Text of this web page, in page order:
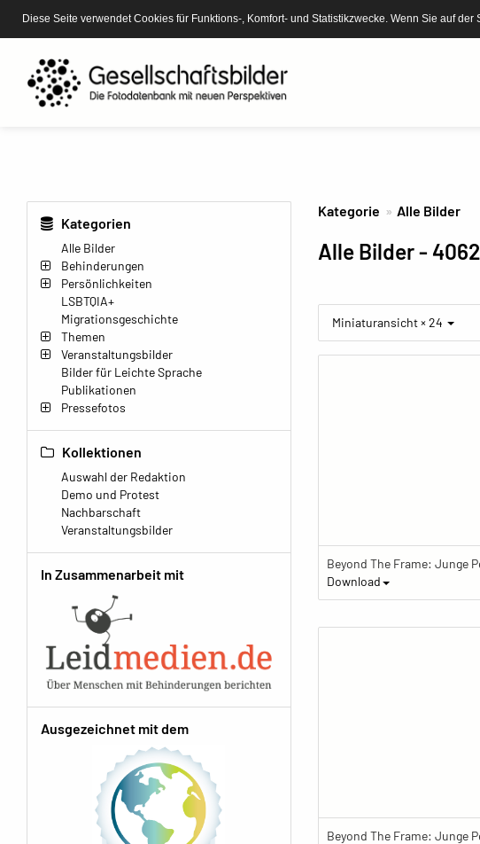
Diese Seite verwendet Cookies für Funktions-, Komfort- und Statistikzwecke. Wenn Sie auf
Kategorien
Alle Bilder
Behinderungen
Persönlichkeiten
LSBTQIA+
Migrationsgeschichte
Themen
Veranstaltungsbilder
Bilder für Leichte Sprache
Publikationen
Pressefotos
Kollektionen
Auswahl der Redaktion
Demo und Protest
Nachbarschaft
Veranstaltungsbilder
In Zusammenarbeit mit
Ausgezeichnet mit dem
Kategorie Alle Bilder
Alle Bilder-
Miniaturansicht × 24
Download